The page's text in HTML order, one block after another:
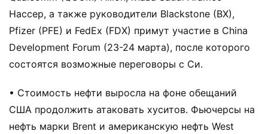
Нассер, а также руководители Blackstone (BX),
Pfizer (PFE) и FedEx (FDX) примут участие в China
Development Forum (23-24 марта), после которого
состоятся возможные переговоры с Си.
• Стоимость нефти выросла на фоне обещаний
США продолжить атаковать хуситов. Фьючерсы на
нефть марки Brent и американскую нефть West